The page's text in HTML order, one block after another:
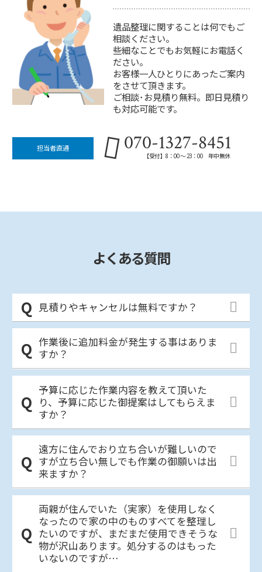
遺品整理に関することは何でもご
相談ください。
些細なことでもお気軽にお電話く
ださい。
お客様一人ひとりにあったご案内
をさせて頂きます。
ご相談･お見積り無料。即日見積り
も対応可能です。
担当者直通 070-1327-8451
【受付】8：00 ～ 23：00 年中無休
よくある質問
見積りやキャンセルは無料ですか？
作業後に追加料金が発生する事はありま
すか？
予算に応じた作業内容を教えて頂いた
り、予算に応じた御提案はしてもらえま
すか？
遠方に住んでおり立ち合いが難しいので
すが立ち合い無しでも作業の御願いは出
来ますか？
両親が住んでいた（実家）を使用しなく
なったので家の中のものすべてを整理し
たいのですが、まだまだ使用できそうな
物が沢山あります。処分するのはもった
いないのですが…